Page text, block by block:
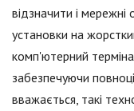
відзначити і мережні
установки на
комп'ютерний
забезпечуючи
вважається, такі